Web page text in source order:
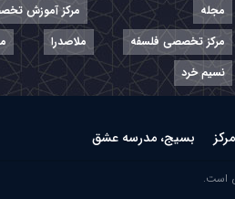
مجله
مرکز آموزش
مرکز تخصصی فلسفه
ملاصدرا
نسیم خرد
بسیج، مدرسه عشق
است.